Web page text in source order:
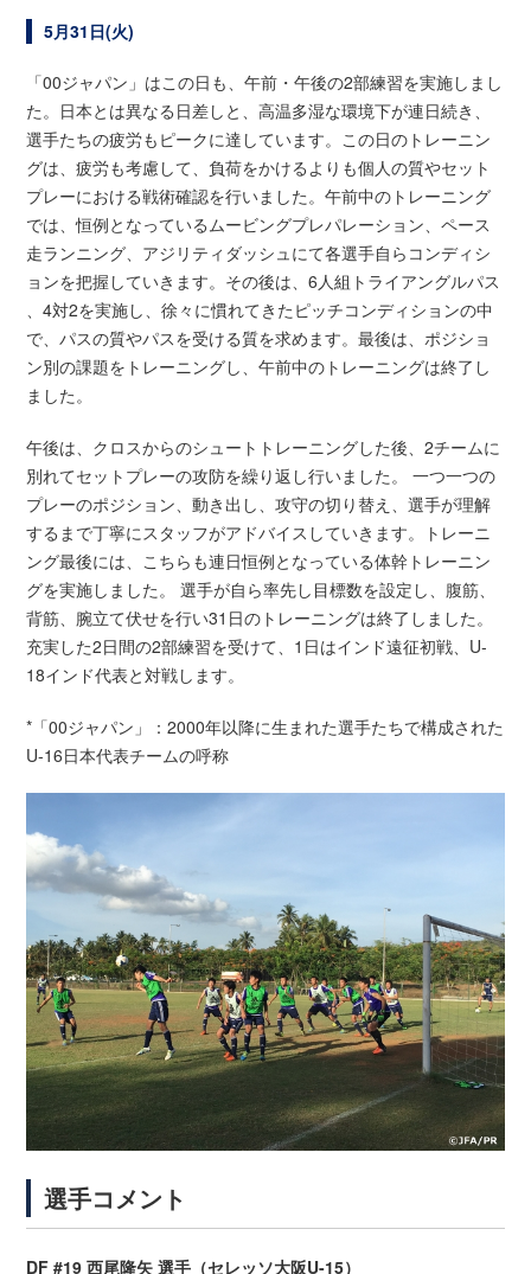
5月31日(火)
「00ジャパン」はこの日も、午前・午後の2部練習を実施しまし
た。日本とは異なる日差しと、高温多湿な環境下が連日続き、
選手たちの疲労もピークに達しています。この日のトレーニン
グは、疲労も考慮して、負荷をかけるよりも個人の質やセット
プレーにおける戦術確認を行いました。午前中のトレーニング
では、恒例となっているムービングプレパレーション、ペース
走ランニング、アジリティダッシュにて各選手自らコンディシ
ョンを把握していきます。その後は、6人組トライアングルパス
、4対2を実施し、徐々に慣れてきたピッチコンディションの中
で、パスの質やパスを受ける質を求めます。最後は、ポジショ
ン別の課題をトレーニングし、午前中のトレーニングは終了し
ました。
午後は、クロスからのシュートトレーニングした後、2チームに
別れてセットプレーの攻防を繰り返し行いました。 一つ一つの
プレーのポジション、動き出し、攻守の切り替え、選手が理解
するまで丁寧にスタッフがアドバイスしていきます。トレーニ
ング最後には、こちらも連日恒例となっている体幹トレーニン
グを実施しました。 選手が自ら率先し目標数を設定し、腹筋、
背筋、腕立て伏せを行い31日のトレーニングは終了しました。
充実した2日間の2部練習を受けて、1日はインド遠征初戦、U-
18インド代表と対戦します。
*「00ジャパン」：2000年以降に生まれた選手たちで構成された
U-16日本代表チームの呼称
選手コメント
DF #19 西尾隆矢 選手（セレッソ大阪U-15）